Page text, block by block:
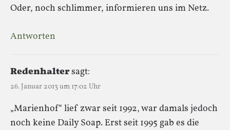
Oder, noch schlimmer, informieren uns im Netz.
Antworten
Redenhaltersagt:
26. Januar 2013 um 17:02 Uhr
„Marienhof“ lief zwar seit 1992, war damals jedoch
noch keine Daily Soap. Erst seit 1995 gab es die